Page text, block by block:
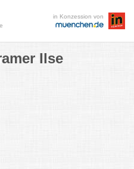
in Konzession von
Ilse